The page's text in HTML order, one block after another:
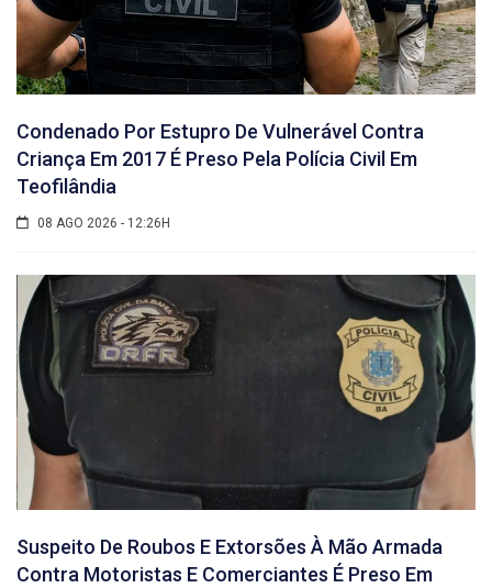
Condenado Por Estupro De Vulnerável Contra
Criança Em 2017 É Preso Pela Polícia Civil Em
Teofilândia
08 AGO 2026 - 12:26H
Suspeito De Roubos E Extorsões À Mão Armada
Contra Motoristas E Comerciantes É Preso Em